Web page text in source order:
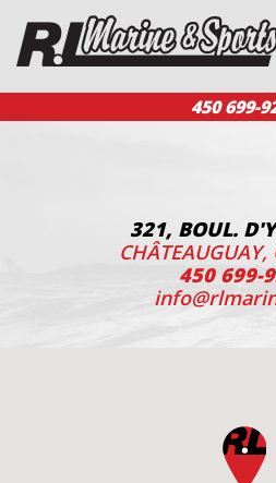
450 699-
EN
321, BOUL.
CHÂTEAUGUAY,
450 699-